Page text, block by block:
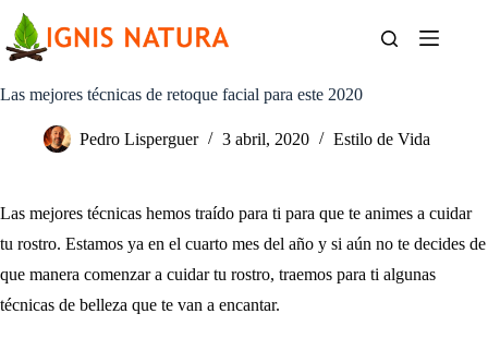
contenido
Las mejores técnicas de retoque facial para este 2020
Pedro Lisperguer 3 abril, 2020 Estilo de Vida
Las mejores técnicas hemos traído para ti para que te animes a cuidar
tu rostro. Estamos ya en el cuarto mes del año y si aún no te decides de
que manera comenzar a cuidar tu rostro, traemos para ti algunas
técnicas de belleza que te van a encantar.